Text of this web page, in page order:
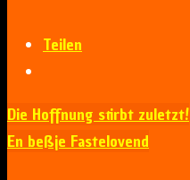
Teilen
Die Hoffnung stirbt zuletzt!
En beßje Fastelovend